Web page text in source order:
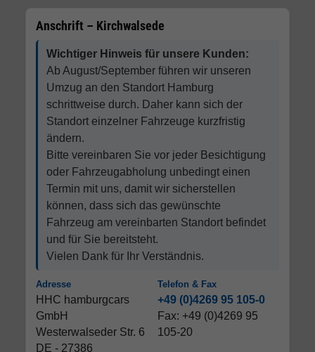
Anschrift – Kirchwalsede
Wichtiger Hinweis für unsere Kunden:
Ab August/September führen wir unseren
Umzug an den Standort Hamburg
schrittweise durch. Daher kann sich der
Standort einzelner Fahrzeuge kurzfristig
ändern.
Bitte vereinbaren Sie vor jeder Besichtigung
oder Fahrzeugabholung unbedingt einen
Termin mit uns, damit wir sicherstellen
können, dass sich das gewünschte
Fahrzeug am vereinbarten Standort befindet
und für Sie bereitsteht.
Vielen Dank für Ihr Verständnis.
Adresse
HHC hamburgcars
GmbH
Westerwalseder Str. 6
DE - 27386
Telefon & Fax
+49 (0)4269 95 105-0
Fax: +49 (0)4269 95
105-20